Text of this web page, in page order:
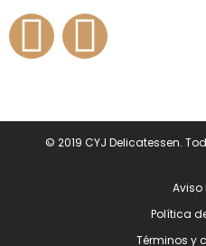
© 2019 CYJ Delicatessen.
Aviso
Política
Términos y